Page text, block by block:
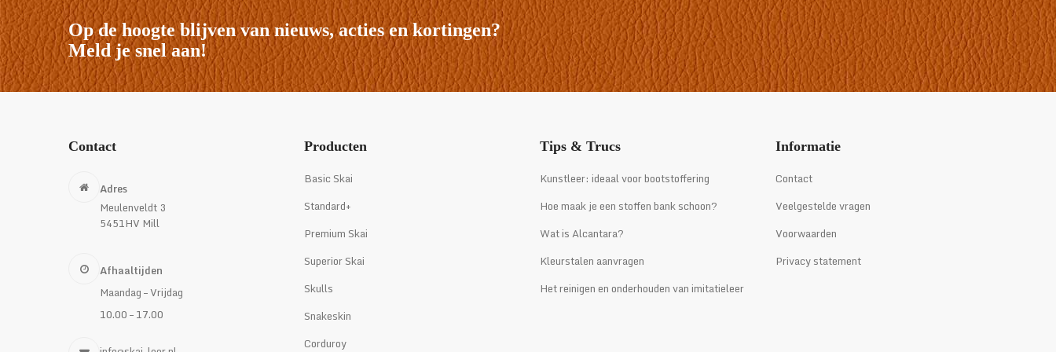
Op de hoogte blijven van nieuws, acties en kortingen?
Meld je snel aan!
Contact
Adres
Meulenveldt 3
5451HV Mill
Afhaaltijden
Maandag – Vrijdag
10.00 – 17.00
Producten
Basic Skai
Standard+
Premium Skai
Superior Skai
Skulls
Snakeskin
Corduroy
Tips & Trucs
Kunstleer: ideaal voor bootstoffering
Hoe maak je een stoffen bank schoon?
Wat is Alcantara?
Kleurstalen aanvragen
Het reinigen en onderhouden van imitatieleer
Informatie
Contact
Veelgestelde vragen
Voorwaarden
Privacy statement